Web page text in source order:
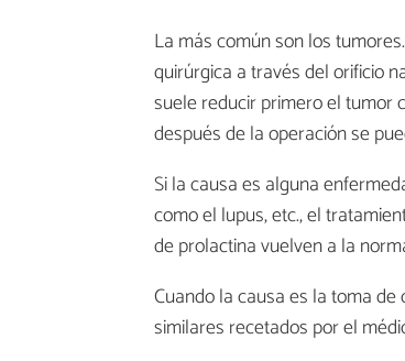
La más común son los
quirúrgica a través del orificio
suele reducir primero el tumor
después de la operación se
Si la causa es alguna
como el lupus, etc., el
de prolactina vuelven a la
Cuando la causa es la toma
similares recetados por el